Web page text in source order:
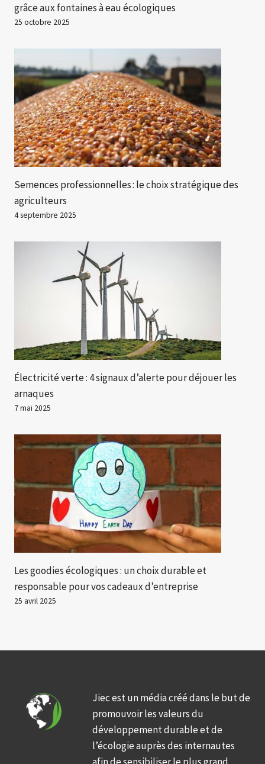
grâce aux fontaines à eau écologiques
25 octobre 2025
Semences professionnelles : le choix stratégique des
agriculteurs
4 septembre 2025
Électricité verte : 4 signaux d’alerte pour déjouer les
arnaques
7 mai 2025
Les goodies écologiques : un choix durable et
responsable pour vos cadeaux d’entreprise
25 avril 2025
Jiec est un média créé dans le but de
promouvoir les valeurs du
développement durable et de
l’écologie auprès des internautes